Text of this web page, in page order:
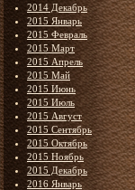
2014 Декабрь
2015 Январь
2015 Февраль
2015 Март
2015 Апрель
2015 Май
2015 Июнь
2015 Июль
2015 Август
2015 Сентябрь
2015 Октябрь
2015 Ноябрь
2015 Декабрь
2016 Январь